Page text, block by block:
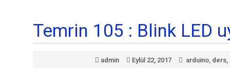
Temrin 105 : Blink LED
admin Eylül 22, 2017 arduino, ders,